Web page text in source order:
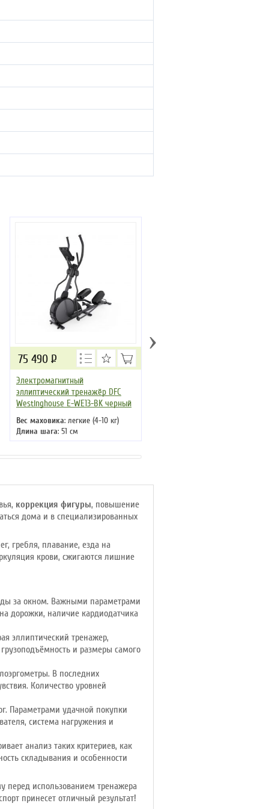
Электромагнитный
эллиптический тренажёр DFC
Westinghouse E-WE13-BK черный
Вес маховика: легкие (4-10 кг)
Длина шага: 51 см
Кол-во программ: 15
75 490 Р
›
коррекция фигуры, повышение
дома и в специализированных
гребля, плавание, езда на
крови, сжигаются лишние
за окном. Важными параметрами
дорожки, наличие кардиодатчика
эллиптический тренажер,
и размеры самого
В последних
Количество уровней
Параметрами удачной покупки
система нагружения и
анализ таких критериев, как
складывания и особенности
перед использованием тренажера
принесет отличный результат!